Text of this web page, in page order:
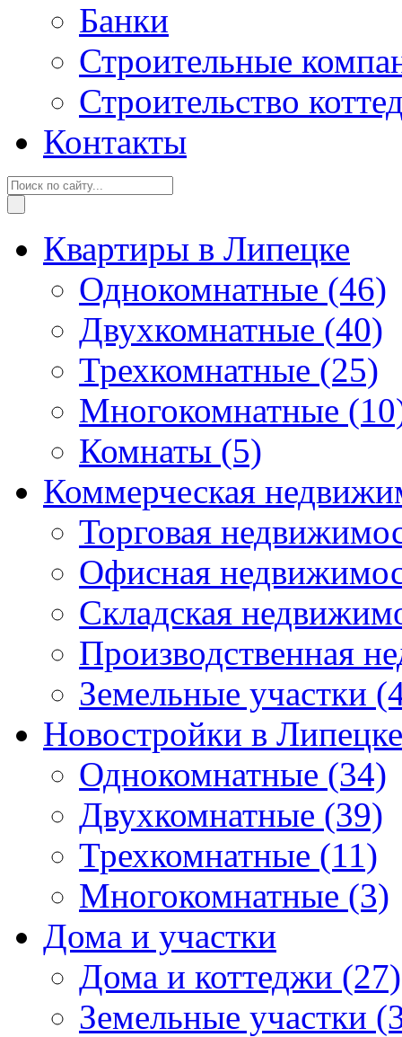
Банки
Строительные
Строительство
Контакты
Квартиры в Липецке
Однокомнатные (46)
Двухкомнатные (40)
Трехкомнатные (25)
Многокомнатные
Комнаты (5)
Коммерческая
Торговая
Офисная
Складская
Производственная
Земельные участки
Новостройки в Липецке
Однокомнатные (34)
Двухкомнатные (39)
Трехкомнатные (11)
Многокомнатные (3)
Дома и участки
Дома и коттеджи (27)
Земельные участки